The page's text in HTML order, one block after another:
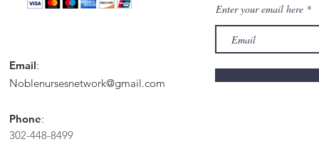
Email:
Noblenursesnetwork@gmail.com
Phone:
302-448-8499
Enter your email here